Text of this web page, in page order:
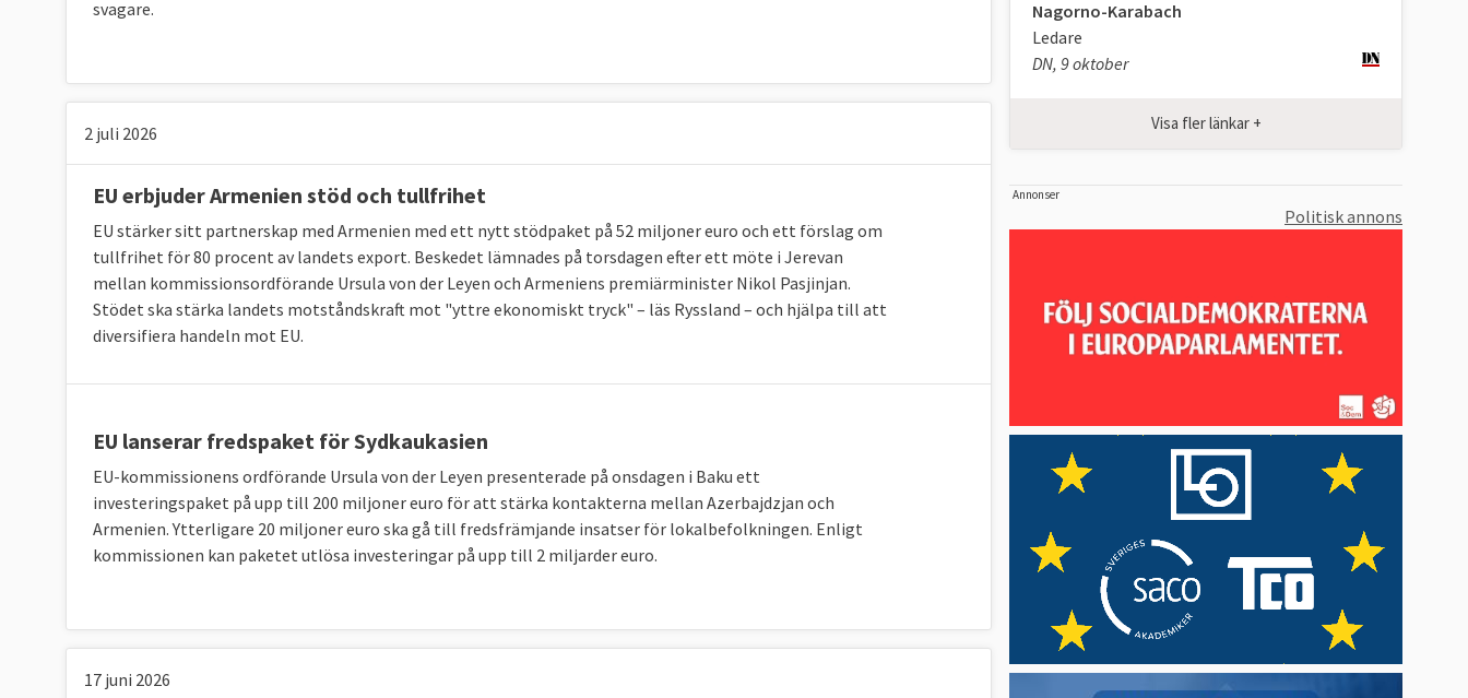
svagare.
2 juli 2026
EU erbjuder Armenien stöd och tullfrihet
EU stärker sitt partnerskap med Armenien med ett nytt stödpaket på 52 miljoner euro och ett förslag om
tullfrihet för 80 procent av landets export. Beskedet lämnades på torsdagen efter ett möte i Jerevan
mellan kommissionsordförande Ursula von der Leyen och Armeniens premiärminister Nikol Pasjinjan.
Stödet ska stärka landets motståndskraft mot "yttre ekonomiskt tryck" – läs Ryssland – och hjälpa till att
diversifiera handeln mot EU.
EU lanserar fredspaket för Sydkaukasien
EU-kommissionens ordförande Ursula von der Leyen presenterade på onsdagen i Baku ett
investeringspaket på upp till 200 miljoner euro för att stärka kontakterna mellan Azerbajdzjan och
Armenien. Ytterligare 20 miljoner euro ska gå till fredsfrämjande insatser för lokalbefolkningen. Enligt
kommissionen kan paketet utlösa investeringar på upp till 2 miljarder euro.
17 juni 2026
Nagorno-Karabach
Ledare
DN, 9 oktober
Visa fler länkar +
Annonser
Politisk annons